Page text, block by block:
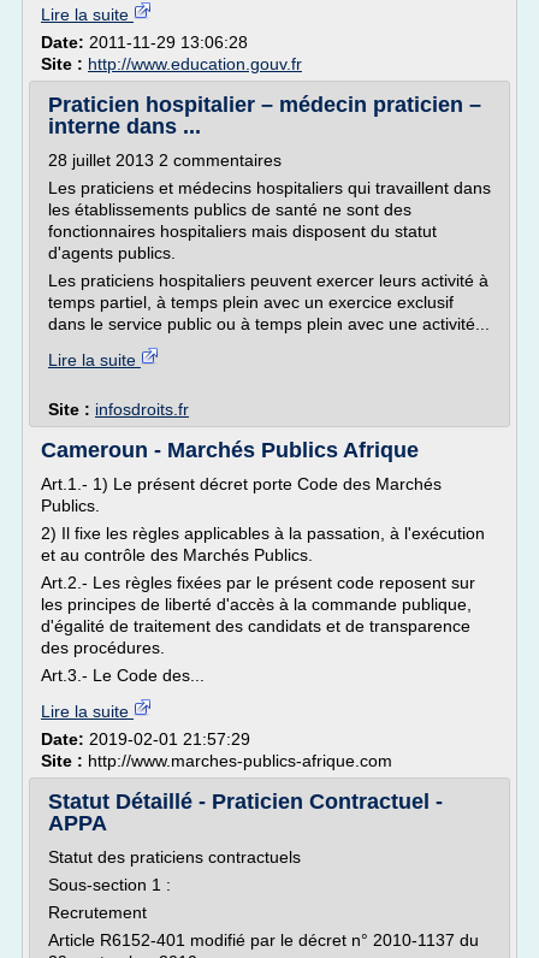
Lire la suite
Date: 2011-11-29 13:06:28
Site : http://www.education.gouv.fr
Praticien hospitalier – médecin praticien –
interne dans ...
28 juillet 2013 2 commentaires
Les praticiens et médecins hospitaliers qui travaillent dans
les établissements publics de santé ne sont des
fonctionnaires hospitaliers mais disposent du statut
d'agents publics.
Les praticiens hospitaliers peuvent exercer leurs activité à
temps partiel, à temps plein avec un exercice exclusif
dans le service public ou à temps plein avec une activité...
Lire la suite
Site : infosdroits.fr
Cameroun - Marchés Publics Afrique
Art.1.- 1) Le présent décret porte Code des Marchés
Publics.
2) Il fixe les règles applicables à la passation, à l'exécution
et au contrôle des Marchés Publics.
Art.2.- Les règles fixées par le présent code reposent sur
les principes de liberté d'accès à la commande publique,
d'égalité de traitement des candidats et de transparence
des procédures.
Art.3.- Le Code des...
Lire la suite
Date: 2019-02-01 21:57:29
Site : http://www.marches-publics-afrique.com
Statut Détaillé - Praticien Contractuel -
APPA
Statut des praticiens contractuels
Sous-section 1 :
Recrutement
Article R6152-401 modifié par le décret n° 2010-1137 du